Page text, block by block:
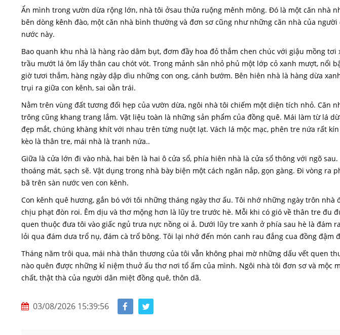
Ẩn mình trong vườn dừa rộng lớn, nhà tôi ởsau thửa ruộng mênh mông. Đó là một căn nhà
bên dòng kênh đào, một căn nhà bình thường và đơn sơ cũng như những căn nhà của
nước này.
Bao quanh khu nhà là hàng rào dâm bụt, đơm đầy hoa đỏ thắm chen chúc với giậu mồng tơi
trầu mướt lá ôm lấy thân cau chót vót. Trong mảnh sân nhỏ phủ một lớp cỏ xanh mượt, nổi
giờ tươi thắm, hàng ngày dập dìu những con ong, cánh bướm. Bên hiên nhà là hàng dừa
trụi ra giữa con kênh, sai oằn trái.
Nằm trên vùng đất tương đối hẹp của vườn dừa, ngôi nhà tôi chiếm một diện tích nhỏ. Căn
trông cũng khang trang lắm. Vật liệu toàn là những sản phẩm của đồng quê. Mái làm từ lá
đẹp mắt, chúng khàng khít với nhau trên từng nuột lạt. Vách lá mộc mạc, phên tre nứa rất
kèo là thân tre, mái nhà là tranh nứa..
Giữa là cửa lớn đi vào nhà, hai bên là hai ô cửa sổ, phía hiên nhà là cửa sổ thông với ngõ
thoáng mát, sạch sẽ. Vật dụng trong nhà bày biện một cách ngăn nắp, gọn gàng. Đi vòng ra
bã trên sàn nước ven con kênh.
Con kênh quê hương, gắn bó với tôi những tháng ngày thơ ấu. Tôi nhớ những ngày trôn nhà
chịu phạt đòn roi. Êm dịu và thơ mộng hơn là lũy tre trước hè. Mỗi khi có gió về thân tre đu
quen thuộc đưa tôi vào giấc ngủ trưa nực nồng oi ả. Dưới lũy tre xanh ở phía sau hè là đám
lỏi qua đám dưa trổ nụ, đám cà trổ bông. Tôi lại nhớ đến món canh rau đắng cua đồng đậm
Tháng năm trôi qua, mái nhà thân thương của tôi vẫn không phai mờ những dấu vết quen
nào quên được những kỉ niệm thuở ấu thơ nơi tổ ấm của mình. Ngôi nhà tôi đơn sơ và mộc
chất, thật thà của người dân miệt đồng quê, thôn dã.
03/08/2026 15:39:56